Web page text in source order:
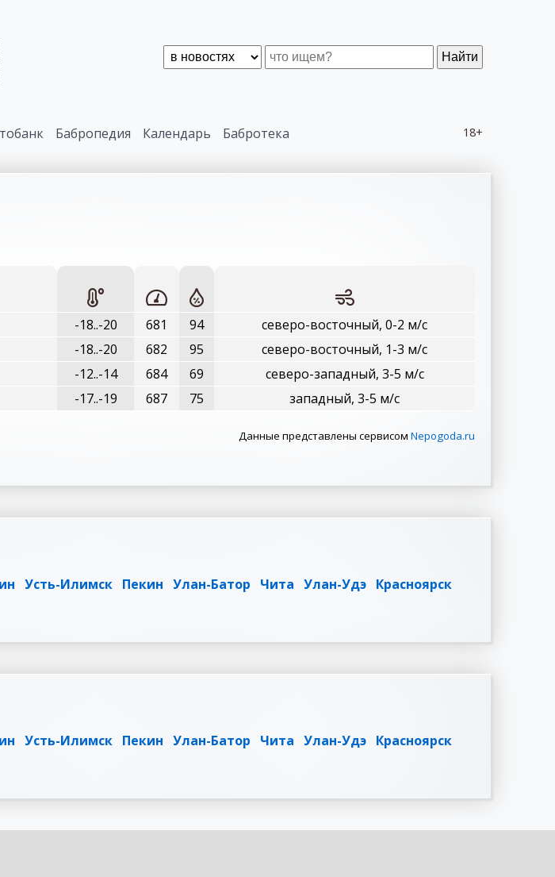
Найти
18+
Бабропедия Календарь Бабротека
-18..-20 681 94
северо-восточный, 0-2 м/с
-18..-20 682 95
северо-восточный, 1-3 м/с
-12..-14 684 69
северо-западный, 3-5 м/с
-17..-19 687 75 западный, 3-5 м/с
Данные представлены сервисом Nepogoda.ru
Усть-Илимск Пекин Улан-Батор Чита Улан-Удэ Красноярск
Усть-Илимск Пекин Улан-Батор Чита Улан-Удэ Красноярск